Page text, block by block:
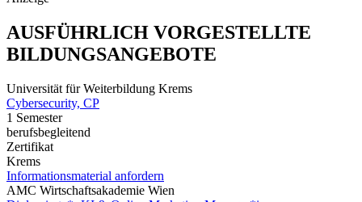
AUSFÜHRLICH VORGESTELLTE
BILDUNGSANGEBOTE
Universität für Weiterbildung Krems
Cybersecurity, CP
1 Semester
berufsbegleitend
Zertifikat
Krems
Informationsmaterial anfordern
AMC Wirtschaftsakademie Wien